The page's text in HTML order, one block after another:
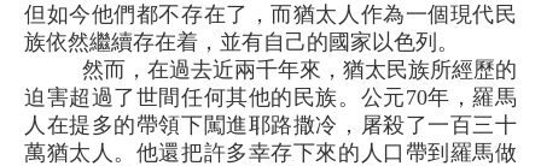
但如今他們都不存在了，而猶太人作為一個現代民
族依然繼續存在着，並有自己的國家以色列。
然而，在過去近兩千年來，猶太民族所經歷的
迫害超過了世間任何其他的民族。公元70年，羅馬
人在提多的帶領下闖進耶路撒冷，屠殺了一百三十
萬猶太人。他還把許多幸存下來的人口帶到羅馬做